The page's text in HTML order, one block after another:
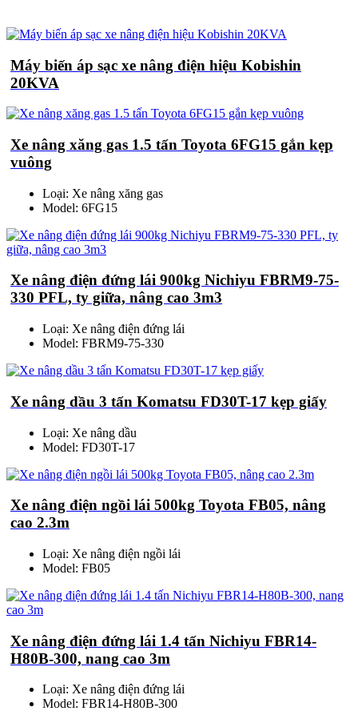
Máy biến áp sạc xe nâng điện hiệu Kobishin
20KVA
Xe nâng xăng gas 1.5 tấn Toyota 6FG15 gắn kẹp
vuông
Loại: Xe nâng xăng gas
Model: 6FG15
Xe nâng điện đứng lái 900kg Nichiyu FBRM9-75-
330 PFL, ty giữa, nâng cao 3m3
Loại: Xe nâng điện đứng lái
Model: FBRM9-75-330
Xe nâng dầu 3 tấn Komatsu FD30T-17 kẹp giấy
Loại: Xe nâng dầu
Model: FD30T-17
Xe nâng điện ngồi lái 500kg Toyota FB05, nâng
cao 2.3m
Loại: Xe nâng điện ngồi lái
Model: FB05
Xe nâng điện đứng lái 1.4 tấn Nichiyu FBR14-
H80B-300, nang cao 3m
Loại: Xe nâng điện đứng lái
Model: FBR14-H80B-300